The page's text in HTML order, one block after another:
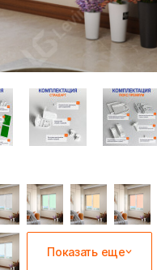
Показать еще